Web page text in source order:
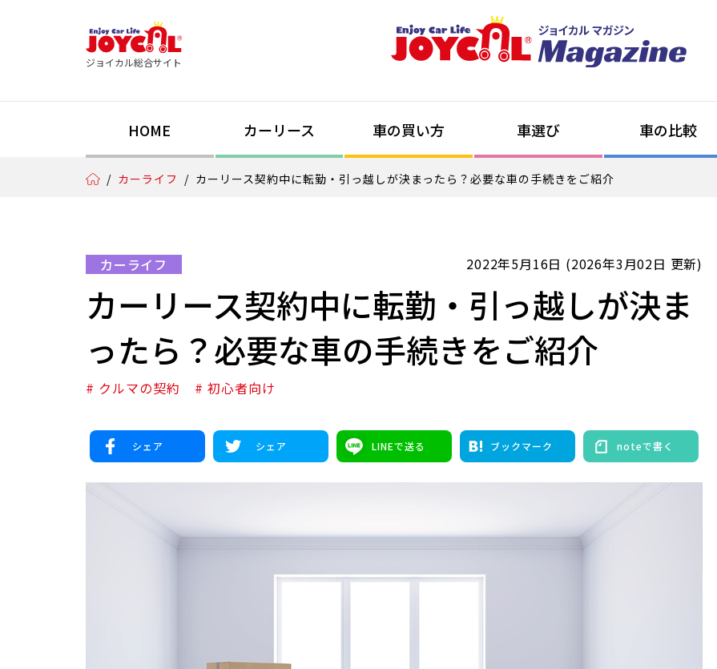
ジョイカル総合サイト
HOME カーリース 車の買い方 車選び 車の比較
/ カーライフ / カーリース契約中に転勤・引っ越しが決まったら？必要な車の手続きをご紹介
カーライフ 2022年5月16日 (2026年3月02日 更新)
カーリース契約中に転勤・引っ越しが決ま
ったら？必要な車の手続きをご紹介
# クルマの契約 # 初心者向け
シェア シェア LINEで送る ブックマーク noteで書く